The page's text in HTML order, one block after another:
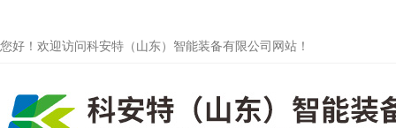
您好！欢迎访问科安特（山东）智能装备有限公司网站！